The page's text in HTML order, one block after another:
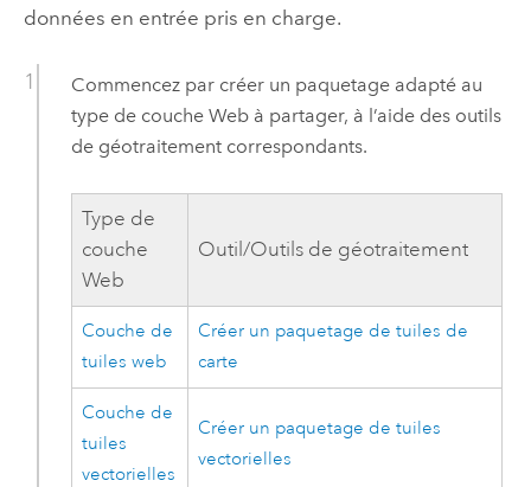
données en entrée pris en charge.
Commencez par créer un paquetage adapté au
type de couche Web à partager, à l’aide des outils
de géotraitement correspondants.
Type de
couche
Web
Outil/Outils de géotraitement
Couche de
tuiles web
Créer un paquetage de tuiles de
carte
Couche de
tuiles
vectorielles
Créer un paquetage de tuiles
vectorielles